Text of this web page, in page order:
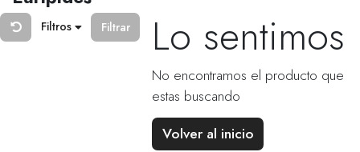
Filtros Filtrar Lo sentimos
No encontramos el producto que
estas buscando
Volver al inicio